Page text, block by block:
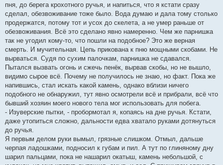
пня, до берега крохотного ручья, и напиться, что я кстати сразу
сделал, обезвоживание тоже было. Вода думаю и дала тому столько
продержатся, потому тот и усох до скелета, а не умер раньше от
обезвоживания. Всё это сделано явно намеренно. Чем же парнишка
так не угодил кому-то, что пошли на подобное? Это же верная
смерть. И мучительная. Цепь прикована к пню мощными скобами. Не
вырваться. Судя по сухим палочкам, парнишка не сдавался.
Пытался вызвать огонь и сжечь пенёк, вырвав скобы, но не вышло,
видимо сырое всё. Почему не получилось не знаю, но факт. Пока же
напившись, стал искать какой камень, однако вблизи ничего
подобного не обнаружил, тут явно осмотрели всё и прибрали, всё что
бывший хозяин моего нового тела мог использовать для побега.
- Изуверские пытки, - пробормотал я, копаясь на дне ручья. Кстати,
даже утопиться сложно, дальности едва хватало руками дотянуться
до ручья.
Я первым делом руки вымыл, грязные слишком. Отмыл, дальше
черпая ладошками, подносил к губам и пил. А тут по глиняному дну
шарил пальцами, пока не нашарил окатыш, камень небольшой, с